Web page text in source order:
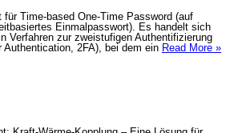
für Time-based One-Time Password (auf
Einmalpasswort). Es handelt sich
Verfahren zur zweistufigen Authentifizierung
Authentication, 2FA), bei dem ein Read More »